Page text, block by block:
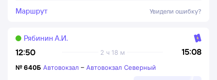
Маршрут Увидели ошибку?
12:50 15:08
2 ч 18 м
Рябинин А.И.
№640Б Автовокзал – Автовокзал Северный